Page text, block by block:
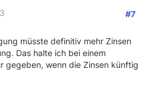
#7
müsste definitiv mehr Zinsen
Das halte ich bei einem
gegeben, wenn die Zinsen künftig